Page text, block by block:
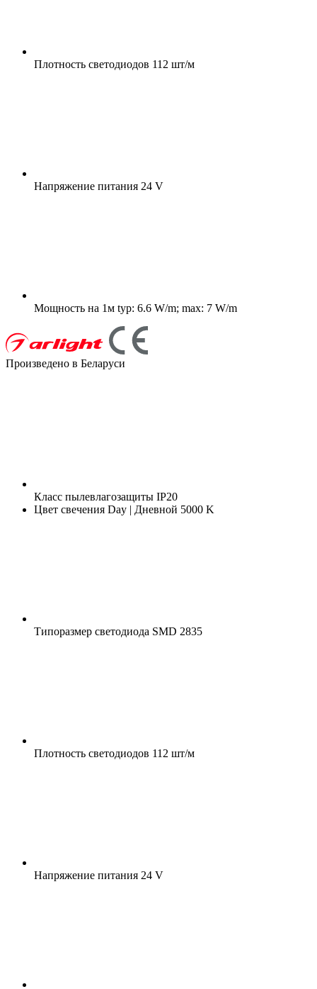
Плотность светодиодов 112 шт/м
Напряжение питания 24 V
Мощность на 1м typ: 6.6 W/m; max: 7 W/m
Произведено в Беларуси
Класс пылевлагозащиты IP20
Цвет свечения Day | Дневной 5000 K
Типоразмер светодиода SMD 2835
Плотность светодиодов 112 шт/м
Напряжение питания 24 V